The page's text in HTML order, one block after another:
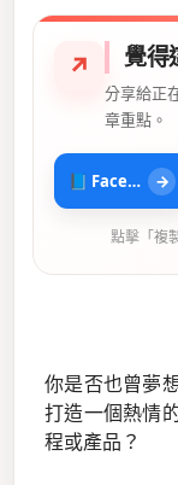
↗ 覺得
分享給正
章重點。
📘 Facebook →
點擊「複
你是否也曾夢
打造一個熱情
程或產品？